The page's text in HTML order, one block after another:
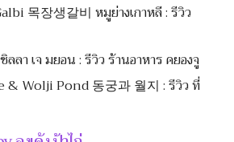
목장생갈비 หมูย่างเกาหลี : รีวิว
า เจ มยอน : รีวิว ร้านอาหาร คยองจู
Wolji Pond 동궁과 월지 : รีวิว ที่